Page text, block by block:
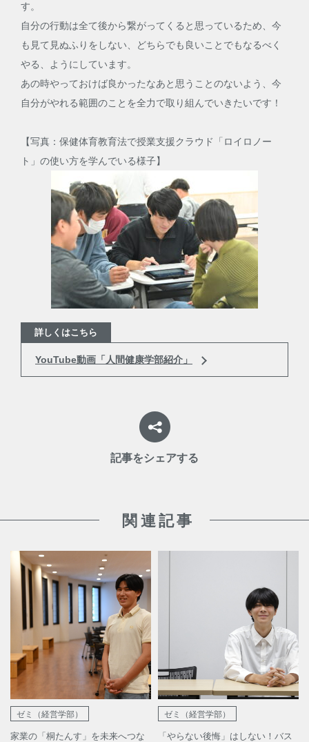
す。
自分の行動は全て後から繋がってくると思っているため、今
も見て見ぬふりをしない、どちらでも良いことでもなるべく
やる、ようにしています。
あの時やっておけば良かったなあと思うことのないよう、今
自分がやれる範囲のことを全力で取り組んでいきたいです！
【写真：保健体育教育法で授業支援クラウド「ロイロノー
ト」の使い方を学んでいる様子】
詳しくはこちら
YouTube動画「人間健康学部紹介」
記事をシェアする
関連記事
ゼミ（経営学部）
家業の「桐たんす」を未来へつな
ゼミ（経営学部）
「やらない後悔」はしない！バス